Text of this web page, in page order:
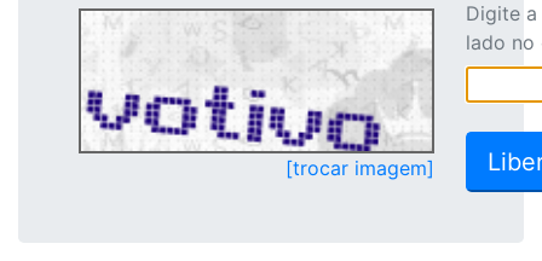
[trocar imagem]
Digite
lado no